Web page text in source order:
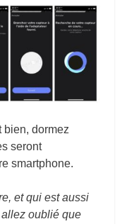
bien, dormez
seront
smartphone.
et qui est aussi
oublié que